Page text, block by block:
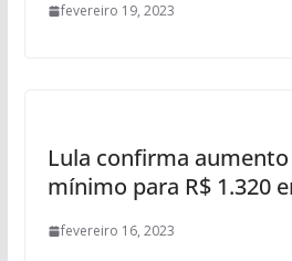
fevereiro 19, 2023
Lula confirma
mínimo para R$ 1.320
fevereiro 16, 2023